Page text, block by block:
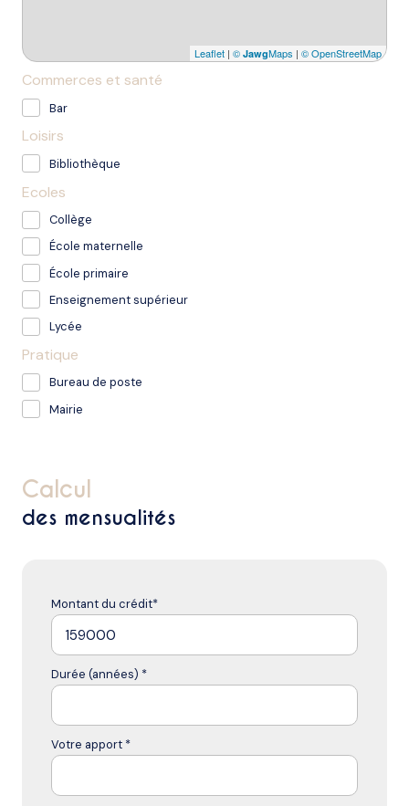
Leaflet | © JawgMaps | © OpenStreetMap
Commerces et santé
Bar
Loisirs
Bibliothèque
Ecoles
Collège
École maternelle
École primaire
Enseignement supérieur
Lycée
Pratique
Bureau de poste
Mairie
calcul
des mensualités
Montant du crédit*
Durée (années) *
Votre apport *